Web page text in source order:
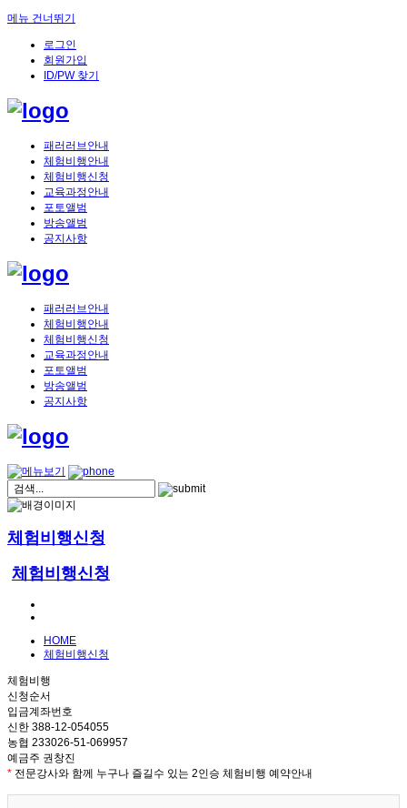
메뉴 건너뛰기
로그인
회원가입
ID/PW 찾기
패러러브안내
체험비행안내
체험비행신청
교육과정안내
포토앨범
방송앨범
공지사항
패러러브안내
체험비행안내
체험비행신청
교육과정안내
포토앨범
방송앨범
공지사항
체험비행신청
체험비행신청
HOME
체험비행신청
체험비행
신청순서
입금계좌번호
신한 388-12-054055
농협 233026-51-069957
예금주 권창진
* 전문강사와 함께 누구나 즐길수 있는 2인승 체험비행 예약안내